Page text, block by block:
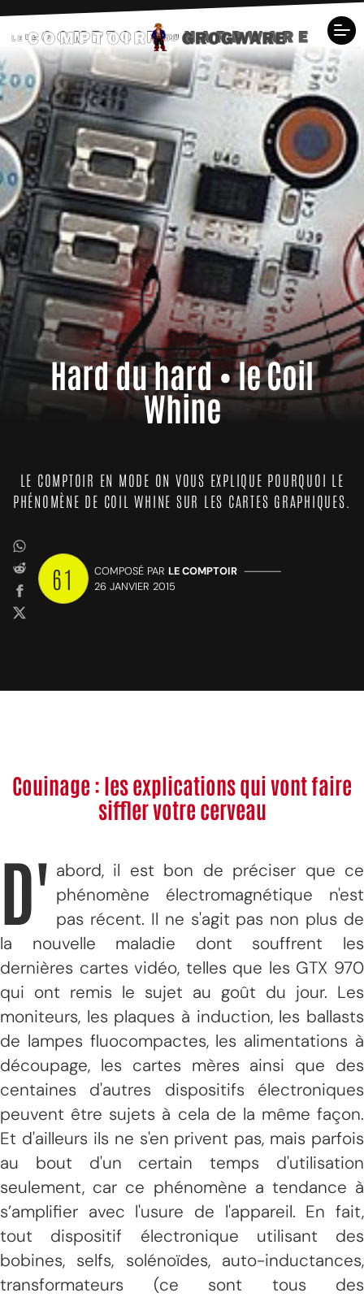
Hard du hard • le Coil
Whine
LE COMPTOIR EN MODE ON VOUS EXPLIQUE POURQUOI LE
PHÉNOMÈNE DE COIL WHINE SUR LES CARTES GRAPHIQUES.
61 COMPOSÉ PAR LE COMPTOIR —————
26 JANVIER 2015
Couinage : les explications qui vont faire
siffler votre cerveau
D' abord, il est bon de préciser que ce
phénomène électromagnétique n'est
pas récent. Il ne s'agit pas non plus de
la nouvelle maladie dont souffrent les
dernières cartes vidéo, telles que les GTX 970
qui ont remis le sujet au goût du jour. Les
moniteurs, les plaques à induction, les ballasts
de lampes fluocompactes, les alimentations à
découpage, les cartes mères ainsi que des
centaines d'autres dispositifs électroniques
peuvent être sujets à cela de la même façon.
Et d'ailleurs ils ne s'en privent pas, mais parfois
au bout d'un certain temps d'utilisation
seulement, car ce phénomène a tendance à
s’amplifier avec l'usure de l'appareil. En fait,
tout dispositif électronique utilisant des
bobines, selfs, solénoïdes, auto-inductances,
transformateurs (ce sont tous des